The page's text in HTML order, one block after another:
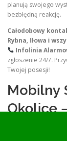
planują swojego
bezbłędną reakcję.
Całodobowy
Rybna, Iłowa i
Infolinia
zgłoszenie 24/7.
Twojej posesji!
Mobilny
Okolice